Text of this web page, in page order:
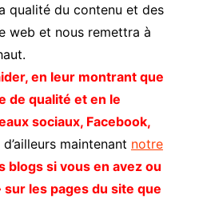
qualité du contenu et des
web et nous remettra à
en leur montrant que
de qualité et en le
sociaux, Facebook,
maintenant notre
blogs si vous en avez ou
sur les pages du site que